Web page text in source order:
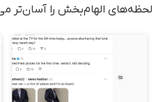
لحظه‌های الهام‌بخش را آسان‌تر